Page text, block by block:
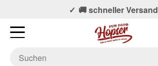
📞 Persönlicher Support🚚 schneller Versand